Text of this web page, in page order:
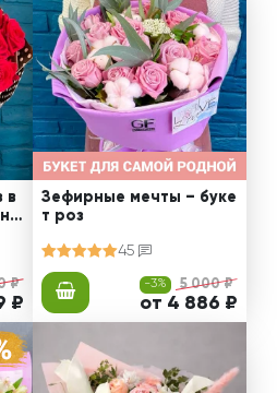
в
₽
₽
Зефирные мечты – буке
т роз
45
-3% 5 000 ₽
от 4 886 ₽